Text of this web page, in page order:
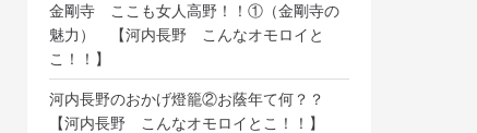
金剛寺 ここも女人高野！！①（金剛寺の
魅力） 【河内長野 こんなオモロイと
こ！！】
河内長野のおかげ燈籠②お蔭年て何？？
【河内長野 こんなオモロイとこ！！】